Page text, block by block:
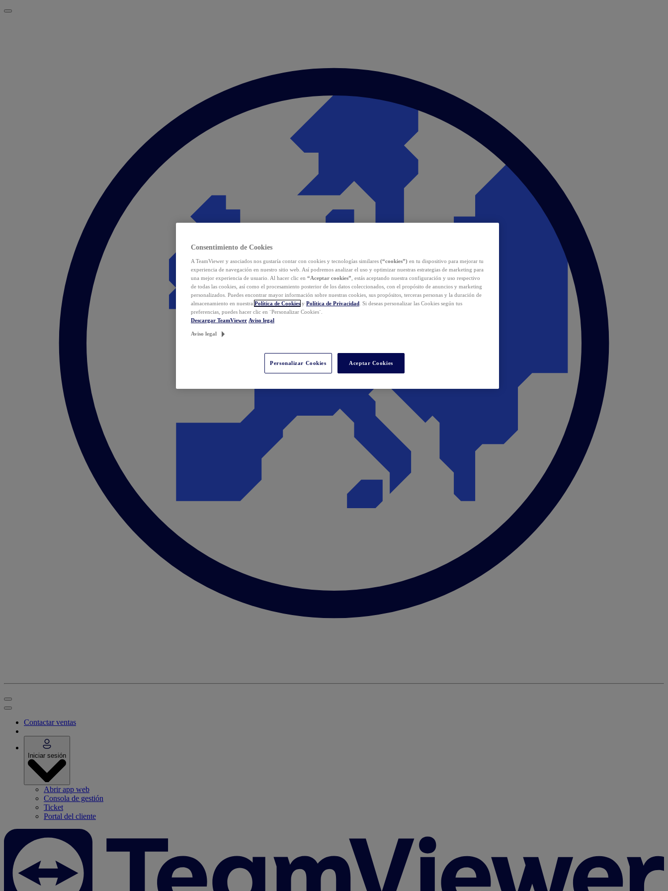
Contactar ventas
Iniciar sesión
Abrir app web
Consola de gestión
Ticket
Portal del cliente
Consentimiento de Cookies
A TeamViewer y asociados nos gustaría contar con cookies y tecnologías similares (“cookies”) en tu dispositivo para mejorar tu
experiencia de navegación en nuestro sitio web. Así podremos analizar el uso y optimizar nuestras estrategias de marketing para
una mejor experiencia de usuario. Al hacer clic en “Aceptar cookies” , estás aceptando nuestra configuración y uso respectivo
de todas las cookies, así como el procesamiento posterior de los datos coleccionados, con el propósito de anuncios y marketing
personalizados. Puedes encontrar mayor información sobre nuestras cookies, sus propósitos, terceras personas y la duración de
almacenamiento en nuestra Política de Cookies y Política de Privacidad . Si deseas personalizar las Cookies según tus
preferencias, puedes hacer clic en ¨Personalizar Cookies¨.
Descargar TeamViewer Aviso legal
Aviso legal
Personalizar Cookies Aceptar Cookies